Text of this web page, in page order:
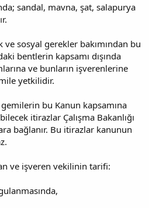
sandal, mavna, şat, salapurya
sosyal gerekler bakımından bu
bentlerin kapsamı dışında
ve bunların işverenlerine
yetkilidir.
gemilerin bu Kanun kapsamına
itirazlar Çalışma Bakanlığı
bağlanır. Bu itirazlar kanunun
ve işveren vekilinin tarifi: